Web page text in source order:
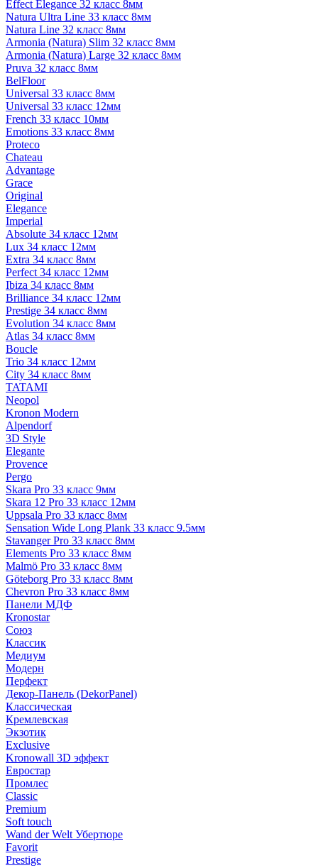
Effect Elegance 32 класс 8мм
Natura Ultra Line 33 класс 8мм
Natura Line 32 класс 8мм
Armonia (Natura) Slim 32 класс 8мм
Armonia (Natura) Large 32 класс 8мм
Pruva 32 класс 8мм
BelFloor
Universal 33 класс 8мм
Universal 33 класс 12мм
French 33 класс 10мм
Emotions 33 класс 8мм
Proteco
Chateau
Advantage
Grace
Original
Elegance
Imperial
Absolute 34 класс 12мм
Lux 34 класс 12мм
Extra 34 класс 8мм
Perfect 34 класс 12мм
Ibiza 34 класс 8мм
Brilliance 34 класс 12мм
Prestige 34 класс 8мм
Evolution 34 класс 8мм
Atlas 34 класс 8мм
Boucle
Trio 34 класс 12мм
City 34 класс 8мм
TATAMI
Neopol
Kronon Modern
Alpendorf
3D Style
Elegante
Provence
Pergo
Skara Pro 33 класс 9мм
Skara 12 Pro 33 класс 12мм
Uppsala Pro 33 класс 8мм
Sensation Wide Long Plank 33 класс 9.5мм
Stavanger Pro 33 класс 8мм
Elements Pro 33 класс 8мм
Malmö Pro 33 класс 8мм
Göteborg Pro 33 класс 8мм
Chevron Pro 33 класс 8мм
Панели МДФ
Кronostar
Союз
Классик
Медиум
Модерн
Перфект
Декор-Панель (DekorPanel)
Классическая
Кремлевская
Экзотик
Exclusive
Kronowall 3D эффект
Евростар
Промлес
Classic
Premium
Soft touch
Wand der Welt Убертюре
Favorit
Prestige